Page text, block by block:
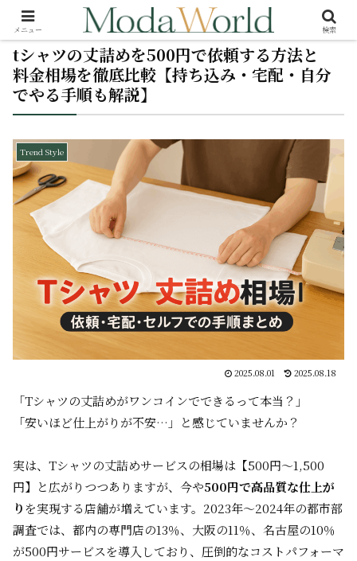
tシャツの丈詰めを500円で依頼する方法と
料金相場を徹底比較【持ち込み・宅配・自分
でやる手順も解説】
Trend Style
2025.08.01 2025.08.18
「Tシャツの丈詰めがワンコインでできるって本当？」
「安いほど仕上がりが不安…」と感じていませんか？
実は、Tシャツの丈詰めサービスの相場は【500円～1,500
円】と広がりつつありますが、今や500円で高品質な仕上が
りを実現する店舗が増えています。2023年～2024年の都市部
調査では、都内の専門店の13％、大阪の11％、名古屋の10％
が500円サービスを導入しており、圧倒的なコストパフォーマ
メニュー 検索